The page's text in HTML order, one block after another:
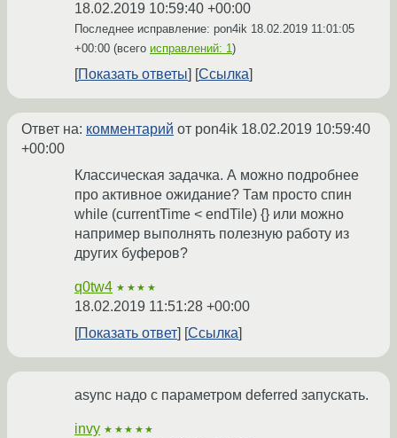
18.02.2019 10:59:40 +00:00
Последнее исправление: pon4ik 18.02.2019 11:01:05
+00:00 (всего исправлений: 1)
Показать ответы Ссылка
Ответ на: комментарий от pon4ik 18.02.2019 10:59:40
+00:00
Классическая задачка. А можно подробнее
про активное ожидание? Там просто спин
while (currentTime < endTile) {} или можно
например выполнять полезную работу из
других буферов?
q0tw4 ★★★★
18.02.2019 11:51:28 +00:00
Показать ответ
Ссылка
async надо с параметром deferred запускать.
invy ★★★★★